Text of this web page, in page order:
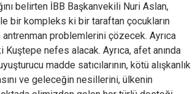
belirten İBB Başkanvekili Nuri Aslan,
bir kompleks ki bir taraftan çocukların
problemlerini çözecek. Ayrıca
nefes alacak. Ayrıca, afet anında
madde satıcılarının, kötü alışkanlık
ve geleceğin nesillerini, ülkenin